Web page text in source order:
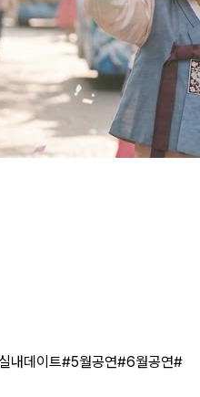
내데이트#5월공연#6월공연#